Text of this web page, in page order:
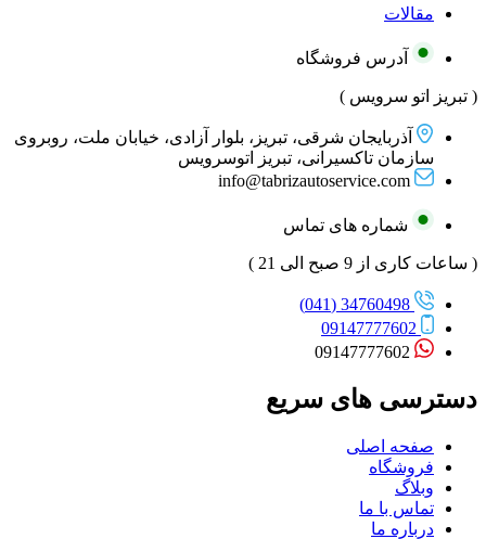
مقالات
آدرس فروشگاه
( تبریز اتو سرویس )
آذربایجان شرقی، تبریز، بلوار آزادی، خیابان ملت، روبروی
سازمان تاکسیرانی، تبریز اتوسرویس
info@tabrizautoservice.com
شماره های تماس
( ساعات کاری از 9 صبح الی 21 )
34760498 (041)
09147777602
09147777602
دسترسی های سریع
صفحه اصلی
فروشگاه
وبلاگ
تماس با ما
درباره ما